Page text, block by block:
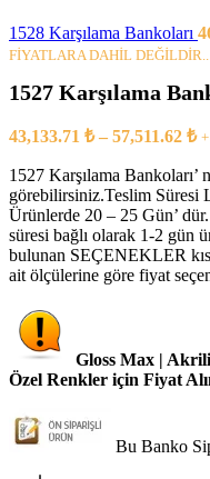
1528 Karşılama Bankoları
FİYATLARA DAHİL DEĞİLDİR..
1527 Karşılama
43,133.71 ₺ – 57,511.62 ₺
1527 Karşılama
görebilirsiniz.Teslim Süresi
Ürünlerde 20 – 25 Gün’
süresi bağlı olarak 1-2 gün
bulunan SEÇENEKLER
ait ölçülerine göre fiyat
Gloss Max |
Özel Renkler için Fiyat
Bu Banko